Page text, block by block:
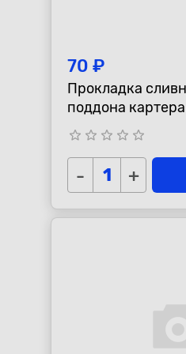
70 ₽
Прокладка
поддона
star_border star_border star_border star_border star_border
- +